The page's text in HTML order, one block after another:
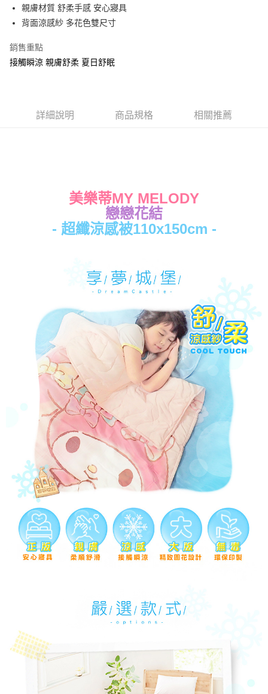
悠遊付
Google Pay
ATM付款
全家★依產品說明
每筆NT$80，滿NT$699(含以上)免運費
親膚材質 舒柔手感 安心寢具
背面涼感紗 多花色雙尺寸
銷售重點
接觸瞬涼 親膚舒柔 夏日舒眠
詳細說明 商品規格 相關推薦
美樂蒂MY MELODY
戀戀花結
- 超纖涼感被110x150cm -